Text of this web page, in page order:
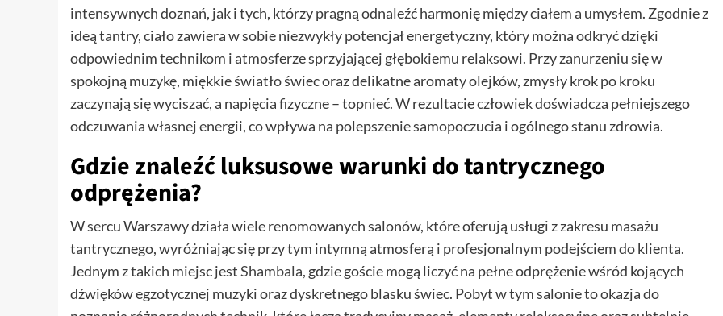
intensywnych doznań, jak i tych, którzy pragną odnaleźć harmonię między ciałem a umysłem. Zgodnie z
ideą tantry, ciało zawiera w sobie niezwykły potencjał energetyczny, który można odkryć dzięki
odpowiednim technikom i atmosferze sprzyjającej głębokiemu relaksowi. Przy zanurzeniu się w
spokojną muzykę, miękkie światło świec oraz delikatne aromaty olejków, zmysły krok po kroku
zaczynają się wyciszać, a napięcia fizyczne – topnieć. W rezultacie człowiek doświadcza pełniejszego
odczuwania własnej energii, co wpływa na polepszenie samopoczucia i ogólnego stanu zdrowia.
Gdzie znaleźć luksusowe warunki do tantrycznego
odprężenia?
W sercu Warszawy działa wiele renomowanych salonów, które oferują usługi z zakresu masażu
tantrycznego, wyróżniając się przy tym intymną atmosferą i profesjonalnym podejściem do klienta.
Jednym z takich miejsc jestShambala, gdzie goście mogą liczyć na pełne odprężenie wśród kojących
dźwięków egzotycznej muzyki oraz dyskretnego blasku świec. Pobyt w tym salonie to okazja do